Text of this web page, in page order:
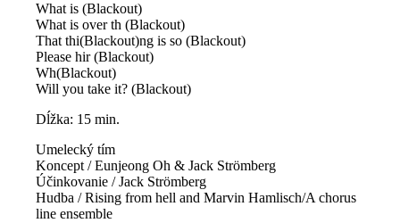
What is (Blackout)
What is over th (Blackout)
That thi(Blackout)ng is so (Blackout)
Please hir (Blackout)
Wh(Blackout)
Will you take it? (Blackout)
Dĺžka: 15 min.
Umelecký tím
Koncept / Eunjeong Oh & Jack Strömberg
Účinkovanie / Jack Strömberg
Hudba / Rising from hell and Marvin Hamlisch/A chorus
line ensemble